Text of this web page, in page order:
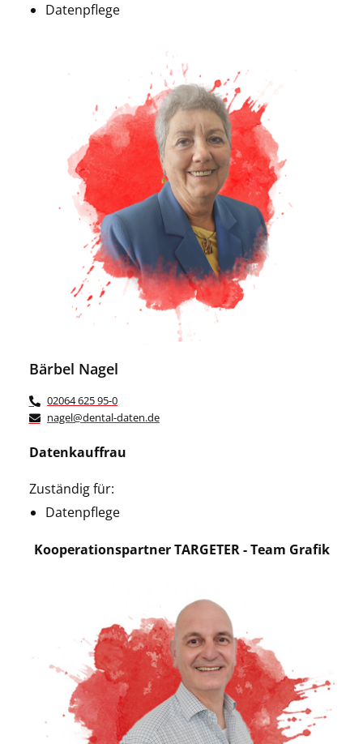
Datenpflege
Bärbel Nagel
02064 625 95-0
nagel@dental-daten.de
Datenkauffrau
Zuständig für:
Datenpflege
Kooperationspartner TARGETER - Team Grafik